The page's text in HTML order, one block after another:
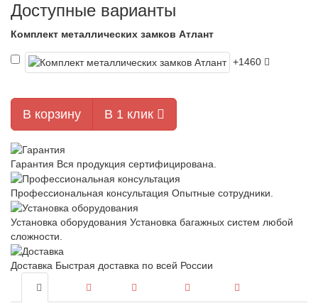
Доступные варианты
Комплект металлических замков Атлант
+1460
В корзину В 1 клик
Гарантия Вся продукция сертифицирована.
Профессиональная консультация Опытные сотрудники.
Установка оборудования Установка багажных систем любой
сложности.
Доставка Быстрая доставка по всей России